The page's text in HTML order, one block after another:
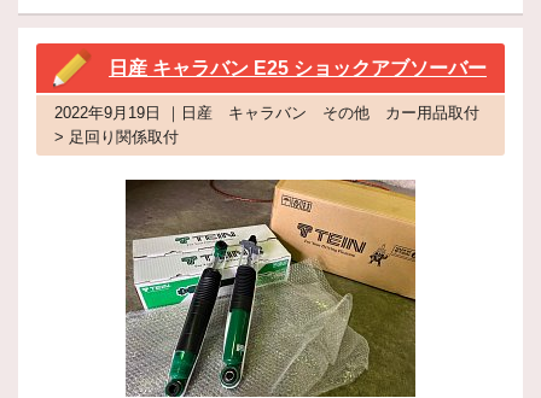
日産 キャラバン E25 ショックアブソーバー
2022年9月19日 ｜日産 キャラバン その他 カー用品取付
> 足回り関係取付